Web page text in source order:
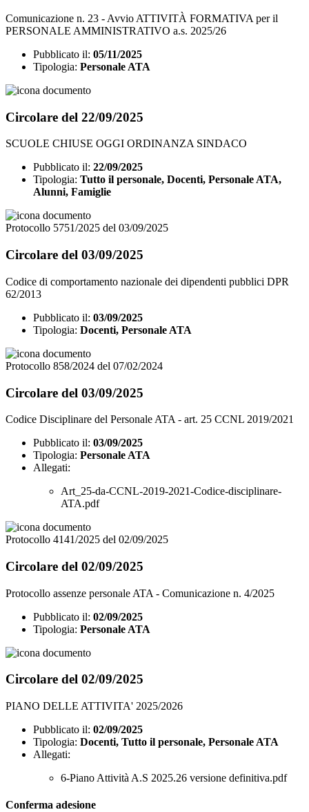
Comunicazione n. 23 - Avvio ATTIVITÀ FORMATIVA per il
PERSONALE AMMINISTRATIVO a.s. 2025/26
Pubblicato il: 05/11/2025
Tipologia: Personale ATA
Circolare del 22/09/2025
SCUOLE CHIUSE OGGI ORDINANZA SINDACO
Pubblicato il: 22/09/2025
Tipologia: Tutto il personale, Docenti, Personale ATA,
Alunni, Famiglie
Protocollo 5751/2025 del 03/09/2025
Circolare del 03/09/2025
Codice di comportamento nazionale dei dipendenti pubblici DPR
62/2013
Pubblicato il: 03/09/2025
Tipologia: Docenti, Personale ATA
Protocollo 858/2024 del 07/02/2024
Circolare del 03/09/2025
Codice Disciplinare del Personale ATA - art. 25 CCNL 2019/2021
Pubblicato il: 03/09/2025
Tipologia: Personale ATA
Allegati:
Art_25-da-CCNL-2019-2021-Codice-disciplinare-
ATA.pdf
Protocollo 4141/2025 del 02/09/2025
Circolare del 02/09/2025
Protocollo assenze personale ATA - Comunicazione n. 4/2025
Pubblicato il: 02/09/2025
Tipologia: Personale ATA
Circolare del 02/09/2025
PIANO DELLE ATTIVITA' 2025/2026
Pubblicato il: 02/09/2025
Tipologia: Docenti, Tutto il personale, Personale ATA
Allegati:
6-Piano Attività A.S 2025.26 versione definitiva.pdf
Conferma adesione